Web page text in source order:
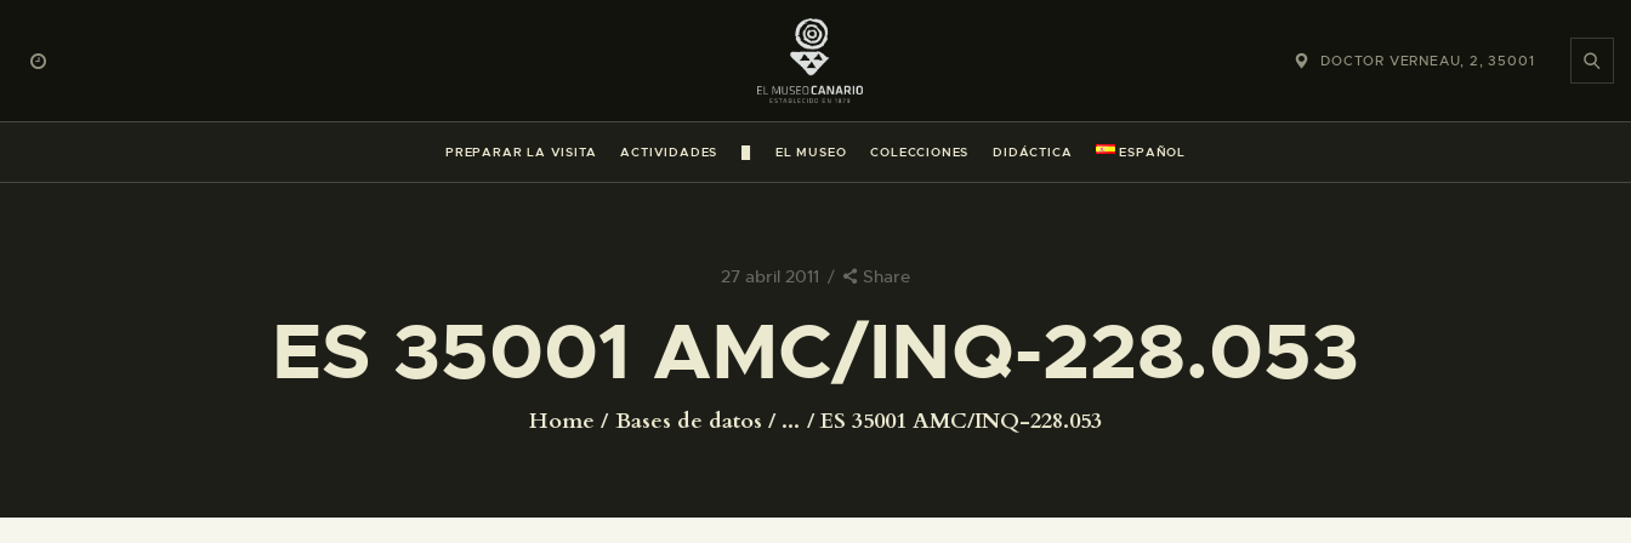
DOCTOR VERNEAU, 2, 35001
PREPARAR LA VISITA ACTIVIDADES EL MUSEO COLECCIONES DIDÁCTICA ESPAÑOL
27 abril 2011 Share
ES 35001 AMC/INQ-228.053
Home Bases de datos ... ES 35001 AMC/INQ-228.053
PREPARAR LA VISITA
ACTIVIDADES
█
COLECCIONES
DIDÁCTICA